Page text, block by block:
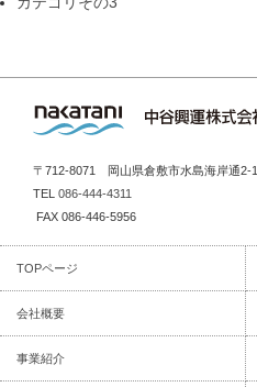
TOPページ
会社概要
事業紹介
〒712-8071 岡山県倉敷市水島海岸通2-1
TEL 086-444-4311
FAX 086-446-5956